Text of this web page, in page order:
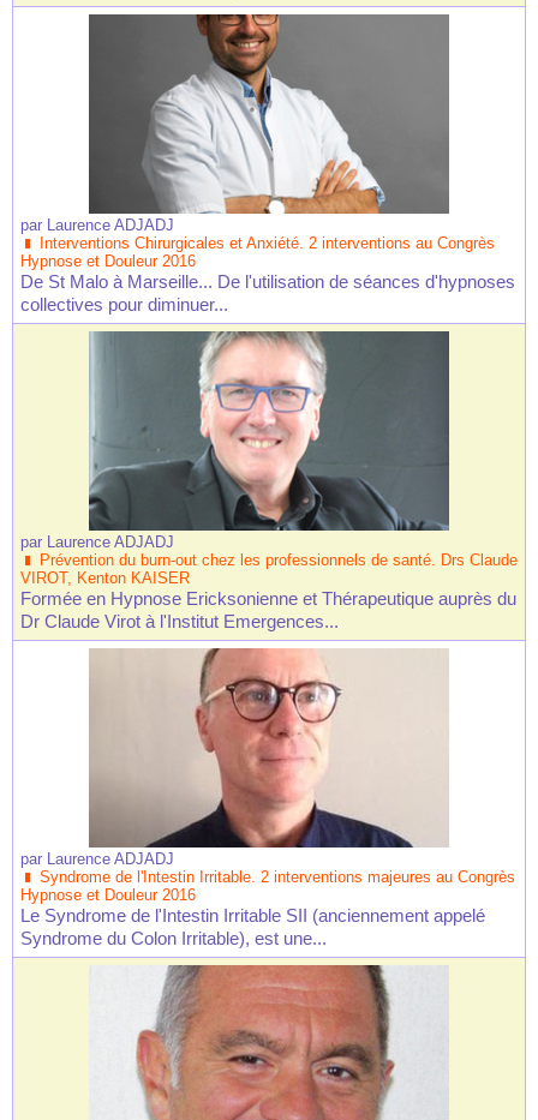
par Laurence ADJADJ
Interventions Chirurgicales et Anxiété. 2 interventions au Congrès
Hypnose et Douleur 2016
De St Malo à Marseille... De l'utilisation de séances d'hypnoses
collectives pour diminuer...
par Laurence ADJADJ
Prévention du burn-out chez les professionnels de santé. Drs Claude
VIROT, Kenton KAISER
Formée en Hypnose Ericksonienne et Thérapeutique auprès du
Dr Claude Virot à l'Institut Emergences...
par Laurence ADJADJ
Syndrome de l'Intestin Irritable. 2 interventions majeures au Congrès
Hypnose et Douleur 2016
Le Syndrome de l'Intestin Irritable SII (anciennement appelé
Syndrome du Colon Irritable), est une...